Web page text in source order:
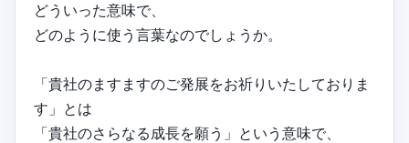
どういった意味で、
どのように使う言葉なのでしょうか。
「貴社のますますのご発展をお祈りいたしておりま
す」とは
「貴社のさらなる成長を願う」という意味で、